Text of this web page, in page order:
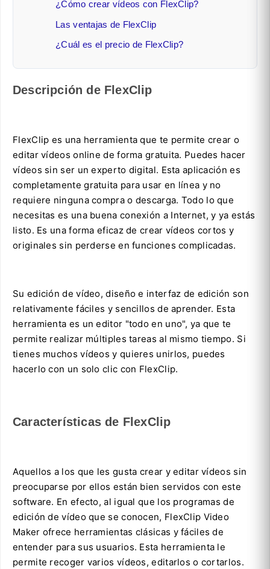
¿Cómo crear vídeos con FlexClip?
Las ventajas de FlexClip
¿Cuál es el precio de FlexClip?
Descripción de FlexClip
FlexClip es una herramienta que te permite crear o
editar vídeos online de forma gratuita. Puedes hacer
vídeos sin ser un experto digital. Esta aplicación es
completamente gratuita para usar en línea y no
requiere ninguna compra o descarga. Todo lo que
necesitas es una buena conexión a Internet, y ya estás
listo. Es una forma eficaz de crear vídeos cortos y
originales sin perderse en funciones complicadas.
Su edición de vídeo, diseño e interfaz de edición son
relativamente fáciles y sencillos de aprender. Esta
herramienta es un editor "todo en uno", ya que te
permite realizar múltiples tareas al mismo tiempo. Si
tienes muchos vídeos y quieres unirlos, puedes
hacerlo con un solo clic con FlexClip.
Características de FlexClip
Aquellos a los que les gusta crear y editar vídeos sin
preocuparse por ellos están bien servidos con este
software. En efecto, al igual que los programas de
edición de vídeo que se conocen, FlexClip Video
Maker ofrece herramientas clásicas y fáciles de
entender para sus usuarios. Esta herramienta le
permite recoger varios vídeos, editarlos o cortarlos.